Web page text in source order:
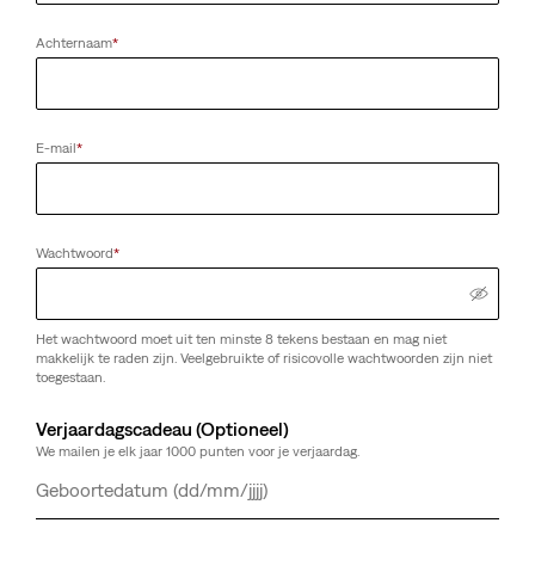
Achternaam*
E-mail*
Wachtwoord*
Het wachtwoord moet uit ten minste 8 tekens bestaan en mag niet
makkelijk te raden zijn. Veelgebruikte of risicovolle wachtwoorden zijn niet
toegestaan.
Verjaardagscadeau (Optioneel)
We mailen je elk jaar 1000 punten voor je verjaardag.
Dag
Maand
Jaar